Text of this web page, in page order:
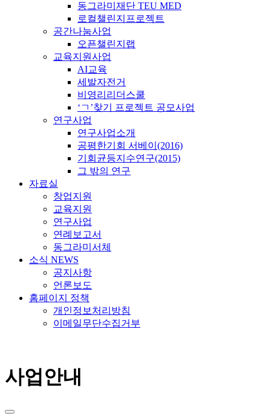
동그라미재단 TEU MED
로컬챌린지프로젝트
공간나눔사업
오픈챌린지랩
교육지원사업
AI교육
세발자전거
비영리리더스쿨
‘ㄱ’찾기 프로젝트 공모사업
연구사업
연구사업소개
공평한기회 서베이(2016)
기회균등지수연구(2015)
그 밖의 연구
자료실
창업지원
교육지원
연구사업
연례보고서
동그라미서체
소식 NEWS
공지사항
언론보도
홈페이지 정책
개인정보처리방침
이메일무단수집거부
사업안내